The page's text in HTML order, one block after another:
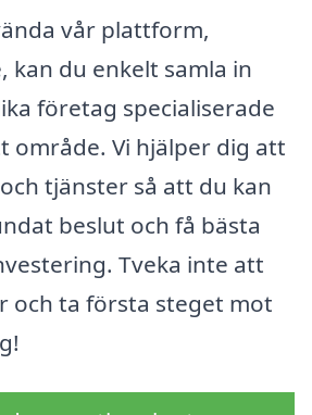
vår plattform,
kan du enkelt samla in
företag specialiserade
område. Vi hjälper dig att
tjänster så att du kan
beslut och få bästa
Tveka inte att
och ta första steget mot